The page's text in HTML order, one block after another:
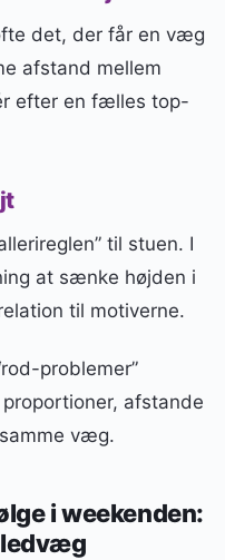
det, der får en væg
afstand mellem
efter en fælles top-
til stuen. I
at sænke højden i
til motiverne.
problemer”
afstande
væg.
i weekenden: